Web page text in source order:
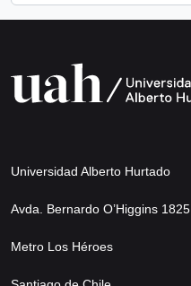
Universidad Alberto Hurtado
Avda. Bernardo O’Higgins 1825
Metro Los Héroes